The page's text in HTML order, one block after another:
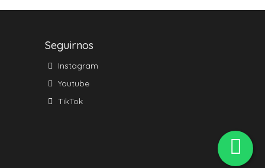
Seguirnos
Instagram
Youtube
TikTok